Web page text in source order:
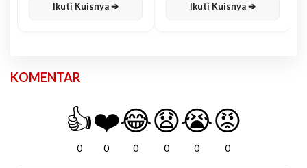
Ikuti Kuisnya ➔ Ikuti Kuisnya ➔
KOMENTAR
👍
0
❤️
0
😂
0
😧
0
😭
0
😡
0